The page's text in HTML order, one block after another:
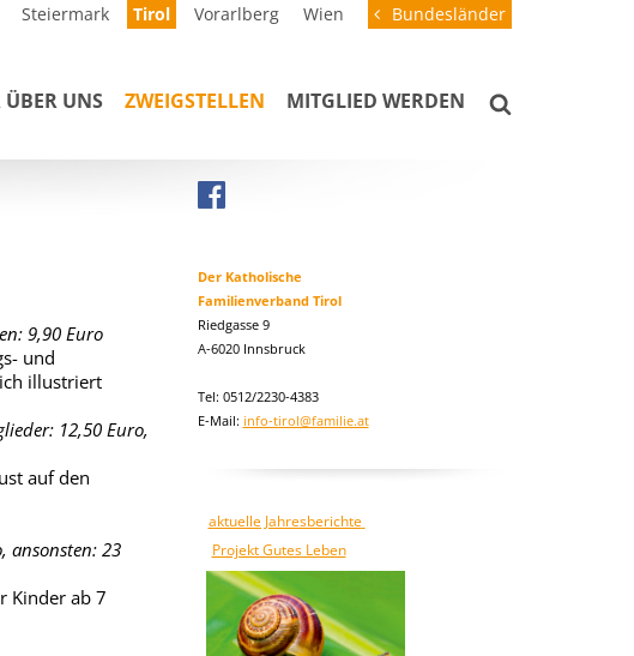
Steiermark Tirol Vorarlberg Wien Bundesländer
ÜBER UNS ZWEIGSTELLEN MITGLIED WERDEN
9,90 Euro
und
illustriert
12,50 Euro,
auf den
ansonsten: 23
Kinder ab 7
Der Katholische
Familienverband Tirol
Riedgasse 9
A-6020 Innsbruck
Tel: 0512/2230-4383
E-Mail: info-tirol@familie.at
aktuelle Jahresberichte
Projekt Gutes Leben